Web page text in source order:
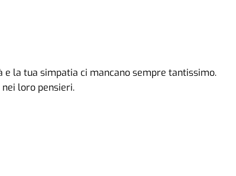
e la tua simpatia ci mancano sempre tantissimo.
loro pensieri.